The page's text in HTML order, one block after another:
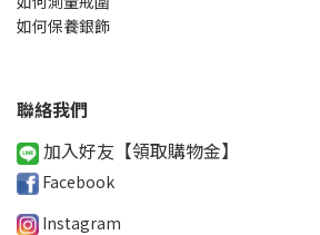
如何保養銀飾
聯絡我們
加入好友【領取購物金】
Facebook
Instagram